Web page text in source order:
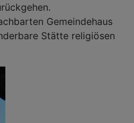
Gemeindehaus
Stätte religiösen